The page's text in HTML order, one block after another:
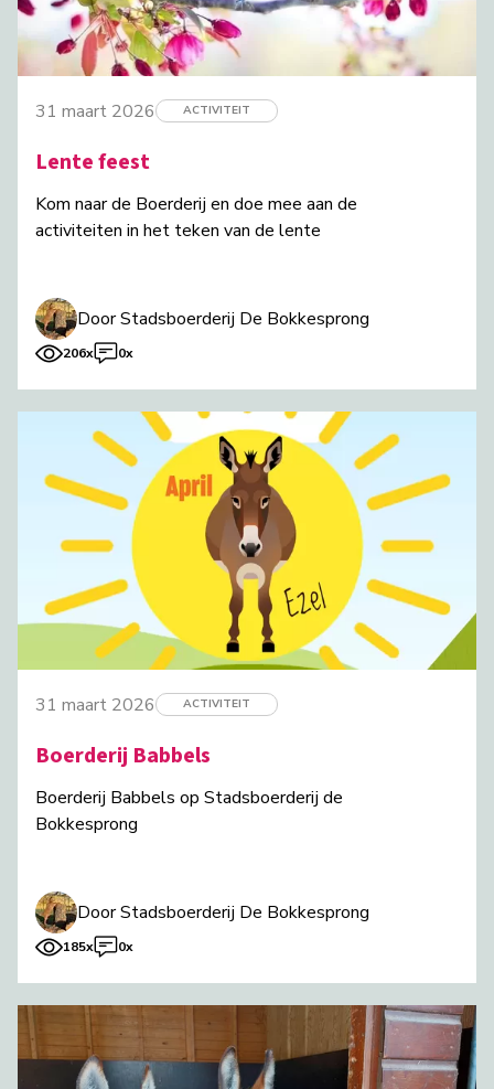
31 maart 2026 ACTIVITEIT
Lente feest
Kom naar de Boerderij en doe mee aan de
activiteiten in het teken van de lente
Door Stadsboerderij De Bokkesprong
206x 0x
31 maart 2026 ACTIVITEIT
Boerderij Babbels
Boerderij Babbels op Stadsboerderij de
Bokkesprong
Door Stadsboerderij De Bokkesprong
185x 0x